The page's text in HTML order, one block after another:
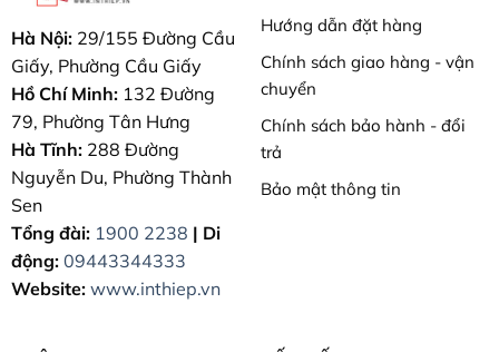
Hà Nội: 29/155 Đường Cầu
Giấy, Phường Cầu Giấy
Hồ Chí Minh:132 Đường
79, Phường Tân Hưng
Hà Tĩnh:288 Đường
Nguyễn Du, Phường Thành
Sen
Tổng đài: 1900 2238 | Di
động: 09443344333
Website: www.inthiep.vn
Hướng dẫn đặt hàng
Chính sách giao hàng - vận
chuyển
Chính sách bảo hành - đổi
trả
Bảo mật thông tin